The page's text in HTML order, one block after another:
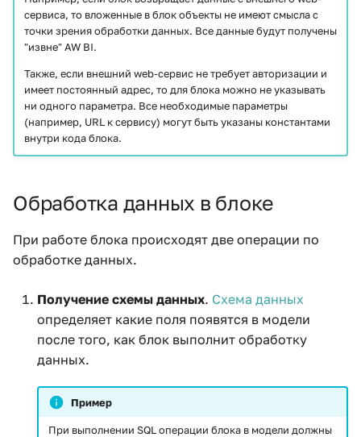
сервиса, то вложенные в блок объекты не имеют смысла с
точки зрения обработки данных. Все данные будут получены
"извне" AW BI.
Также, если внешний web-сервис не требует авторизации и
имеет постоянный адрес, то для блока можно не указывать
ни одного параметра. Все необходимые параметры
(например, URL к сервису) могут быть указаны константами
внутри кода блока.
Обработка данных в блоке
При работе блока происходят две операции по
обработке данных.
Получение схемы данных. Схема данных
определяет какие поля появятся в модели
после того, как блок выполнит обработку
данных.
Пример
При выполнении SQL операции блока в модели должны